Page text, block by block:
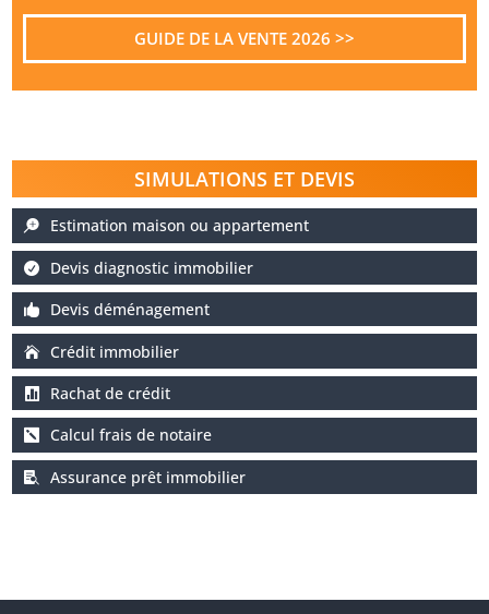
GUIDE DE LA VENTE 2026 >>
SIMULATIONS ET DEVIS
Estimation maison ou appartement
Devis diagnostic immobilier
Devis déménagement
Crédit immobilier
Rachat de crédit
Calcul frais de notaire
Assurance prêt immobilier